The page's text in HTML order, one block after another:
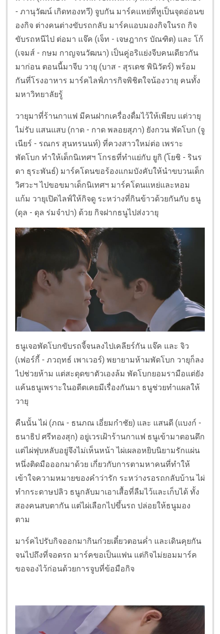
- ภานุวัฒน์ เกิดทองทวี) จูบกัน มาร์คแหย่ที่หูเป็นจุดอ่อนข
องกิจ ต่างคนต่างขับรถกลับ มาร์คแอบมองกิจในรถ กิจ
ขับรถหนีไป ต่อมา แจ๊ค (เจ็ท - เจษฎากร บัณฑิต) และ โก้
(เจมส์ - กษม กาญจนวัฒนา) เป็นคู่อริแย่งจีบคนเดียวกัน
มาก่อน ตอนนี้มาจีบ วายุ (บาส - สุรเดช พินิวัตร์) พร้อม
กันที่โรงอาหาร มาร์คไลฟ์ภารกิจพิชิตใจน้องวายุ คนทั้ง
มหาวิทยาลัยรู้
วายุมาที่ร้านกาแฟ มีคนฝากเครื่องดื่มไว้ให้เพียบ แต่วายุ
ไม่รับ แสนแสบ (กาด - กาด พลอยสุภา) ยังกวน พัดโบก (จู
เนียร์ - รณกร สุนทรนนท์) ที่ควงสาวใหม่ต่อ เพราะ
พัดโบก ทำให้เด็กนิเทศฯ โกรธที่ทำแย่กับ ยูกิ (โยชิ - รินร
ดา ธุระพันธ์) มาร์คโดนขอร้องแกมบังคับให้นำขบวนเด็ก
วิศวะฯ ไปขอขมาเด็กนิเทศฯ มาร์คโดนแหย่และหอม
แก้ม วายุเปิดไลฟ์ให้กิจดู ระหว่างที่กินข้าวด้วยกันกับ ธนู
(ดุล - ดุล ร่มจำปา) ด้วย กิจฝากธนูไปส่งวายุ
ธนูเจอพัดโบกขับรถจี้จนลงไปเคลียร์กัน แจ๊ค และ จิว
(เฟอร์กี้ - ภวฤทธ์ เพาเวอร์) พยายามห้ามพัดโบก วายุก็ลง
ไปช่วยห้าม แต่สะดุดขาตัวเองล้ม พัดโบกยอมรามือแต่ยัง
แค้นธนูเพราะในอดีตเคยมีเรื่องกันมา ธนูช่วยทำแผลให้
วายุ
คืนนั้น ไผ่ (ภณ - ธนภณ เอี่ยมกำชัย) และ แสนดี (แบงก์ -
ธนาธิป ศรีทองสุก) อยู่เวรเฝ้าร้านกาแฟ ธนูเข้ามาตอนดึก
แต่ไผ่ฟุบหลับอยู่จึงไม่เห็นหน้า ไผ่เผลอหยิบนิยามรักแผ่น
หนึ่งติดมือออกมาด้วย เกี่ยวกับการตามหาคนที่ทำให้
เข้าใจความหมายของคำว่ารัก ระหว่างรอรถกลับบ้าน ไผ่
ทำกระดาษปลิว ธนูกลับมาเอาเสื้อที่ลืมไว้และเก็บได้ ทั้ง
สองคนสบตากัน แต่ไผ่เลือกไปขึ้นรถ ปล่อยให้ธนูมอง
ตาม
มาร์คไปรับกิจออกมากินก๋วยเตี๋ยวตอนค่ำ และเดินคุยกัน
จนไปถึงที่จอดรถ มาร์คขอเป็นแฟน แต่กิจไม่ยอมมาร์ค
ขอจองไว้ก่อนด้วยการจูบที่ข้อมือกิจ